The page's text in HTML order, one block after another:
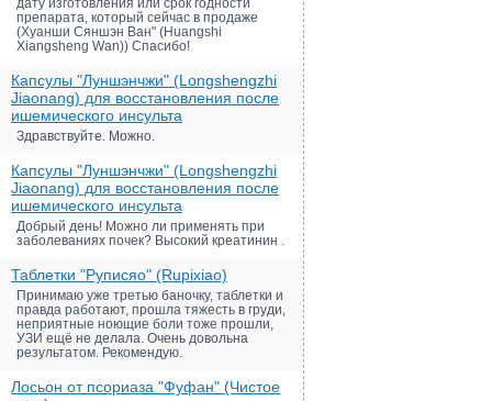
дату изготовления или срок годности
препарата, который сейчас в продаже
(Хуанши Сяншэн Ван" (Huangshi
Xiangsheng Wan)) Спасибо!
Капсулы "Луншэнчжи" (Longshengzhi
Jiaonang) для восстановления после
ишемического инсульта
Здравствуйте. Можно.
Капсулы "Луншэнчжи" (Longshengzhi
Jiaonang) для восстановления после
ишемического инсульта
Добрый день! Можно ли применять при
заболеваниях почек? Высокий креатинин .
Таблетки "Руписяо" (Rupixiao)
Принимаю уже третью баночку, таблетки и
правда работают, прошла тяжесть в груди,
неприятные ноющие боли тоже прошли,
УЗИ ещё не делала. Очень довольна
результатом. Рекомендую.
Лосьон от псориаза "Фуфан" (Чистое